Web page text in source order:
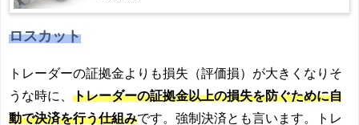
ロスカット
トレーダーの証拠金よりも損失（評価損）が大きくなりそ
うな時に、 トレーダーの証拠金以上の損失を防ぐために自
動で決済を行う仕組みです。強制決済とも言います。トレ